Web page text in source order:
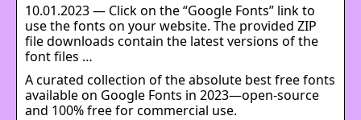
10.01.2023 — Click on the “Google Fonts” link to
use the fonts on your website. The provided ZIP
file downloads contain the latest versions of the
font files …
A curated collection of the absolute best free fonts
available on Google Fonts in 2023—open-source
and 100% free for commercial use.